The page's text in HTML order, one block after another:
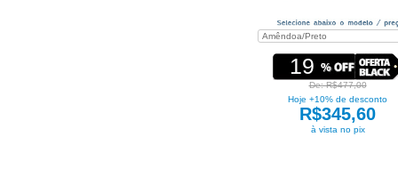
19
De: R$477,00
Hoje +10% de desconto
R$345,60
à vista no pix